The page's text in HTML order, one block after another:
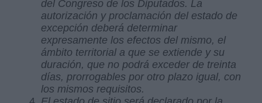
del Congreso de los Diputados. La
autorización y proclamación del estado de
excepción deberá determinar
expresamente los efectos del mismo, el
ámbito territorial a que se extiende y su
duración, que no podrá exceder de treinta
días, prorrogables por otro plazo igual, con
los mismos requisitos.